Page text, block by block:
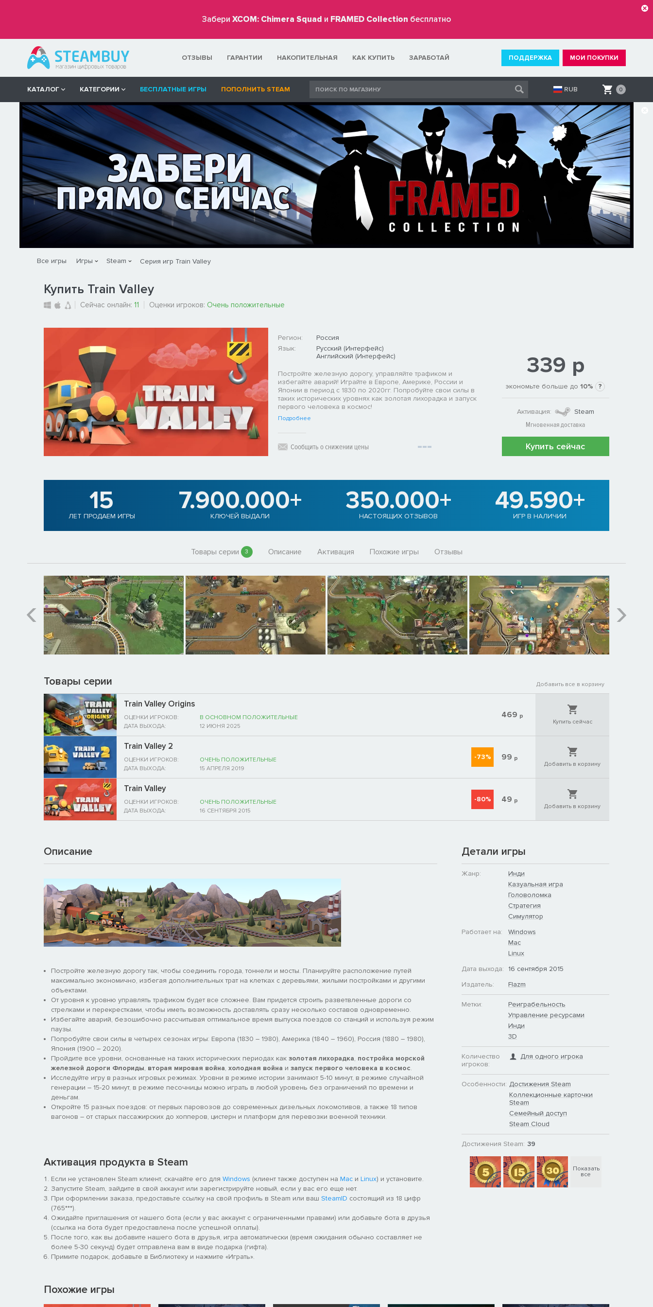
Забери XCOM: Chimera Squad и FRAMED Collection бесплатно
ОТЗЫВЫ ГАРАНТИИ НАКОПИТЕЛЬНАЯ КАК КУПИТЬ ЗАРАБОТАЙ ПОДДЕРЖКА МОИ ПОКУПКИ
КАТАЛОГ КАТЕГОРИИ БЕСПЛАТНЫЕ ИГРЫ ПОПОЛНИТЬ STEAM RUB 0
Все игры Игры Steam Серия игр Train Valley
Купить Train Valley
Сейчас онлайн: 11 Оценки игроков: Очень положительные
Регион:
Россия
Язык:
Русский (Интерфейс)
Английский (Интерфейс)
Постройте железную дорогу, управляйте трафиком и
избегайте аварий! Играйте в Европе, Америке, России и
Японии в период с 1830 по 2020гг. Попробуйте свои силы в
таких исторических уровнях как золотая лихорадка и запуск
первого человека в космос!
Подробнее
Сообщить о снижении цены
339 р
экономьте больше до10% ?
Активация:
Steam
Мгновенная доставка
Купить сейчас
15
ЛЕТ ПРОДАЕМ ИГРЫ
7.900.000+
КЛЮЧЕЙ ВЫДАЛИ
350.000+
НАСТОЯЩИХ ОТЗЫВОВ
49.590+
ИГР В НАЛИЧИИ
Товары серии 3 Описание Активация Похожие игры Отзывы
Товары серии Добавить все в корзину
Train Valley Origins
ОЦЕНКИ ИГРОКОВ:
В ОСНОВНОМ ПОЛОЖИТЕЛЬНЫЕ
ДАТА ВЫХОДА:
12 ИЮНЯ 2025
469 р
Купить сейчас
Train Valley 2
ОЦЕНКИ ИГРОКОВ:
ОЧЕНЬ ПОЛОЖИТЕЛЬНЫЕ
ДАТА ВЫХОДА:
15 АПРЕЛЯ 2019
-73% 99 р
Добавить в корзину
Train Valley
ОЦЕНКИ ИГРОКОВ:
ОЧЕНЬ ПОЛОЖИТЕЛЬНЫЕ
ДАТА ВЫХОДА:
16 СЕНТЯБРЯ 2015
-80% 49 р
Добавить в корзину
Описание
Постройте железную дорогу так, чтобы соединить города, тоннели и мосты. Планируйте расположение путей
максимально экономично, избегая дополнительных трат на клетках с деревьями, жилыми постройками и другими
объектами.
От уровня к уровню управлять трафиком будет все сложнее. Вам придется строить разветвленные дороги со
стрелками и перекрестками, чтобы иметь возможность доставлять сразу несколько составов одновременно.
Избегайте аварий, безошибочно рассчитывая оптимальное время выпуска поездов со станций и используя режим
паузы.
Попробуйте свои силы в четырех сезонах игры: Европа (1830 – 1980), Америка (1840 – 1960), Россия (1880 – 1980),
Япония (1900 – 2020).
Пройдите все уровни, основанные на таких исторических периодах как золотая лихорадка, постройка морской
железной дороги Флориды, вторая мировая война, холодная война и запуск первого человека в космос.
Исследуйте игру в разных игровых режимах. Уровни в режиме истории занимают 5-10 минут, в режиме случайной
генерации – 15-20 минут, в режиме песочницы можно играть в любой уровень без ограничений по времени и
деньгам.
Откройте 15 разных поездов: от первых паровозов до современных дизельных локомотивов, а также 18 типов
вагонов – от старых пассажирских до хопперов, цистерн и платформ для перевозки военной техники.
Активация продукта в Steam
Если не установлен Steam клиент, скачайте его для Windows (клиент также доступен на Mac и Linux) и установите.
Запустите Steam, зайдите в свой аккаунт или зарегистрируйте новый, если у вас его еще нет.
При оформлении заказа, предоставьте ссылку на свой профиль в Steam или ваш SteamID состоящий из 18 цифр
(765***).
Ожидайте приглашения от нашего бота (если у вас аккаунт с ограниченными правами) или добавьте бота в друзья
(ссылка на бота будет предоставлена после успешной оплаты).
После того, как вы добавите нашего бота в друзья, игра автоматически (время ожидания обычно составляет не
более 5-30 секунд) будет отправлена вам в виде подарка (гифта).
Примите подарок, добавьте в Библиотеку и нажмите «Играть».
Детали игры
Жанр:
Инди
Казуальная игра
Головоломка
Стратегия
Симулятор
Работает на:
Windows
Mac
Linux
Дата выхода:
16 сентября 2015
Издатель:
Flazm
Метки:
Реиграбельность
Управление ресурсами
Инди
3D
Количество
игроков:
Для одного игрока
Особенности: Достижения Steam
Коллекционные карточки
Steam
Семейный доступ
Steam Cloud
Достижения Steam: 39
Показать
все
Похожие игры